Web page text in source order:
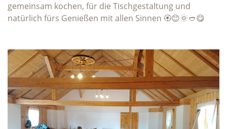
gemeinsam kochen, für die Tischgestaltung und
natürlich fürs Genießen mit allen Sinnen 🏵️😊🌞🥙😋